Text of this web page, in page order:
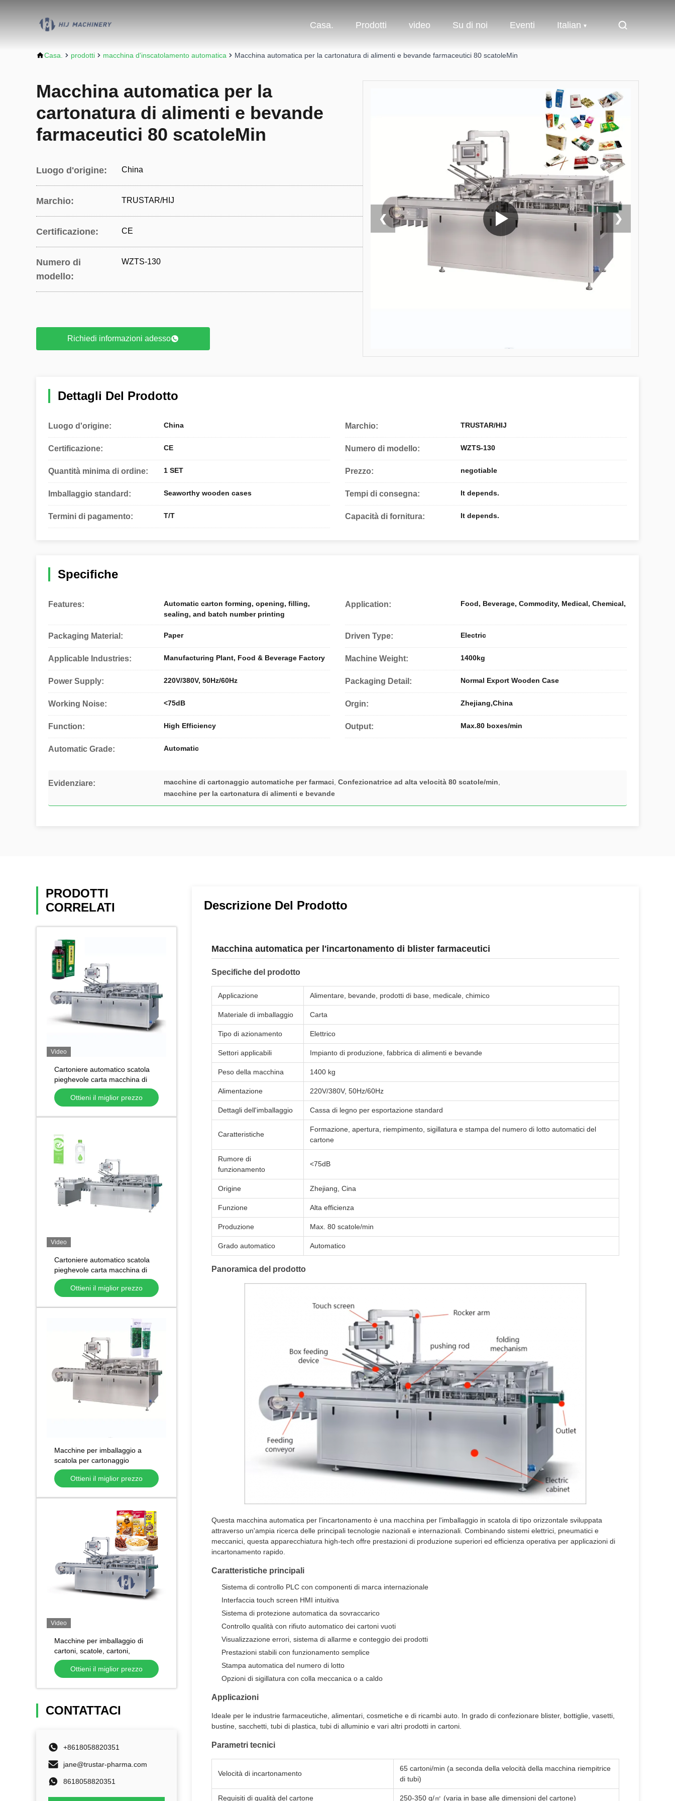
Casa. Prodotti video Su di noi Eventi Italian
Casa. prodotti macchina d'inscatolamento automatica Macchina automatica per la cartonatura di alimenti e bevande farmaceutici 80 scatoleMin
❮ ❯
Macchina automatica per la
cartonatura di alimenti e bevande
farmaceutici 80 scatoleMin
Luogo d'origine: China
Marchio: TRUSTAR/HIJ
Certificazione: CE
Numero di
modello:
WZTS-130
Richiedi informazioni adesso
Dettagli Del Prodotto
Luogo d'origine: China Marchio: TRUSTAR/HIJ
Certificazione: CE Numero di modello: WZTS-130
Quantità minima di ordine: 1 SET Prezzo: negotiable
Imballaggio standard: Seaworthy wooden cases Tempi di consegna: It depends.
Termini di pagamento: T/T Capacità di fornitura: It depends.
Specifiche
Features:
Automatic carton forming, opening, filling,
sealing, and batch number printing
Application: Food, Beverage, Commodity, Medical, Chemical,
Packaging Material: Paper Driven Type: Electric
Applicable Industries: Manufacturing Plant, Food & Beverage Factory Machine Weight: 1400kg
Power Supply: 220V/380V, 50Hz/60Hz Packaging Detail: Normal Export Wooden Case
Working Noise: <75dB Orgin: Zhejiang,China
Function: High Efficiency Output: Max.80 boxes/min
Automatic Grade: Automatic
Evidenziare: macchine di cartonaggio automatiche per farmaci Confezionatrice ad alta velocità 80 scatole/min
macchine per la cartonatura di alimenti e bevande
Descrizione Del Prodotto
Macchina automatica per l'incartonamento di blister farmaceutici
Specifiche del prodotto
Applicazione Alimentare, bevande, prodotti di base, medicale, chimico
Materiale di imballaggio Carta
Tipo di azionamento Elettrico
Settori applicabili Impianto di produzione, fabbrica di alimenti e bevande
Peso della macchina 1400 kg
Alimentazione 220V/380V, 50Hz/60Hz
Dettagli dell'imballaggio Cassa di legno per esportazione standard
Caratteristiche
Formazione, apertura, riempimento, sigillatura e stampa del numero di lotto automatici del
cartone
Rumore di
funzionamento
<75dB
Origine Zhejiang, Cina
Funzione Alta efficienza
Produzione Max. 80 scatole/min
Grado automatico Automatico
Panoramica del prodotto
Questa macchina automatica per l'incartonamento è una macchina per l'imballaggio in scatola di tipo orizzontale sviluppata
attraverso un'ampia ricerca delle principali tecnologie nazionali e internazionali. Combinando sistemi elettrici, pneumatici e
meccanici, questa apparecchiatura high-tech offre prestazioni di produzione superiori ed efficienza operativa per applicazioni di
incartonamento rapido.
Caratteristiche principali
Sistema di controllo PLC con componenti di marca internazionale
Interfaccia touch screen HMI intuitiva
Sistema di protezione automatica da sovraccarico
Controllo qualità con rifiuto automatico dei cartoni vuoti
Visualizzazione errori, sistema di allarme e conteggio dei prodotti
Prestazioni stabili con funzionamento semplice
Stampa automatica del numero di lotto
Opzioni di sigillatura con colla meccanica o a caldo
Applicazioni
Ideale per le industrie farmaceutiche, alimentari, cosmetiche e di ricambi auto. In grado di confezionare blister, bottiglie, vasetti,
bustine, sacchetti, tubi di plastica, tubi di alluminio e vari altri prodotti in cartoni.
Parametri tecnici
Velocità di incartonamento
65 cartoni/min (a seconda della velocità della macchina riempitrice
di tubi)
Requisiti di qualità del cartone 250-350 g/㎡ (varia in base alle dimensioni del cartone)
PRODOTTI
CORRELATI
Video
Cartoniere automatico scatola
pieghevole carta macchina di
cartonaggio automatico per tubi
cosmetici bottiglie barattoli
Ottieni il miglior prezzo
Video
Cartoniere automatico scatola
pieghevole carta macchina di
cartonaggio automatico per tubi
cosmetici bottiglie barattoli
Ottieni il miglior prezzo
Macchine per imballaggio a
scatola per cartonaggio
Macchine per imballaggio a
scatola per cartonaggio
Ottieni il miglior prezzo
Video
Macchine per imballaggio di
cartoni, scatole, cartoni,
imballaggio di cartoni
Ottieni il miglior prezzo
CONTATTACI
+8618058820351
jane@trustar-pharma.com
8618058820351